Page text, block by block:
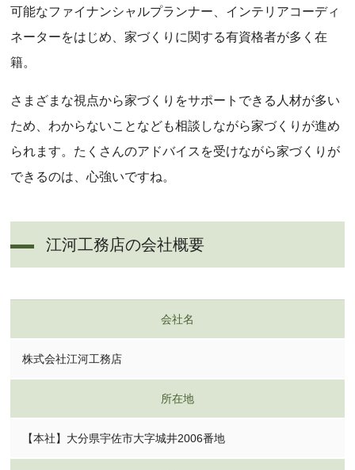
可能なファイナンシャルプランナー、インテリアコーディ
ネーターをはじめ、家づくりに関する有資格者が多く在
籍。
さまざまな視点から家づくりをサポートできる人材が多い
ため、わからないことなども相談しながら家づくりが進め
られます。たくさんのアドバイスを受けながら家づくりが
できるのは、心強いですね。
江河工務店の会社概要
会社名
株式会社江河工務店
所在地
【本社】大分県宇佐市大字城井2006番地